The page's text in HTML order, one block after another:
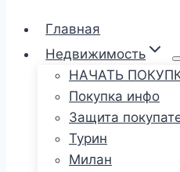
Главная
Недвижимость
НАЧАТЬ
Покупка инфо
Защита
Турин
Милан